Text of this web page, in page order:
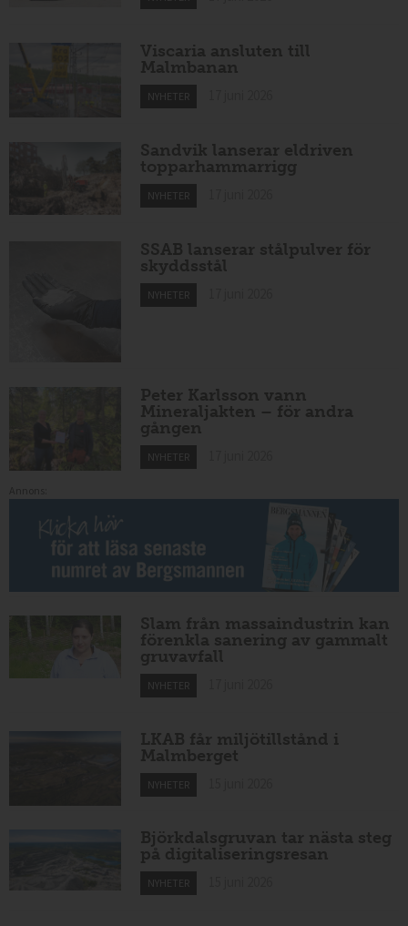
Viscaria ansluten till
Malmbanan
NYHETER
Sandvik lanserar eldriven
topparhammarrigg
NYHETER
SSAB lanserar stålpulver för
skyddsstål
NYHETER
Peter Karlsson vann
Mineraljakten – för andra
gången
NYHETER
Slam från massaindustrin kan
förenkla sanering av gammalt
gruvavfall
NYHETER
LKAB får miljötillstånd i
Malmberget
NYHETER
Björkdalsgruvan tar nästa steg
på digitaliseringsresan
NYHETER